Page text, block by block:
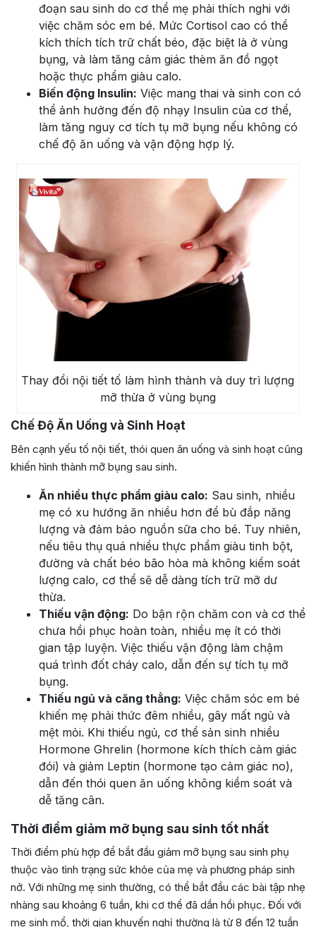
đoạn sau sinh do cơ thể mẹ phải thích nghi với
việc chăm sóc em bé. Mức Cortisol cao có thể
kích thích tích trữ chất béo, đặc biệt là ở vùng
bụng, và làm tăng cảm giác thèm ăn đồ ngọt
hoặc thực phẩm giàu calo.
Biến động Insulin: Việc mang thai và sinh con có
thể ảnh hưởng đến độ nhạy Insulin của cơ thể,
làm tăng nguy cơ tích tụ mỡ bụng nếu không có
chế độ ăn uống và vận động hợp lý.
Thay đổi nội tiết tố làm hình thành và duy trì lượng
mỡ thừa ở vùng bụng
Chế Độ Ăn Uống và Sinh Hoạt
Bên cạnh yếu tố nội tiết, thói quen ăn uống và sinh hoạt cũng
khiến hình thành mỡ bụng sau sinh.
Ăn nhiều thực phẩm giàu calo: Sau sinh, nhiều
mẹ có xu hướng ăn nhiều hơn để bù đắp năng
lượng và đảm bảo nguồn sữa cho bé. Tuy nhiên,
nếu tiêu thụ quá nhiều thực phẩm giàu tinh bột,
đường và chất béo bão hòa mà không kiểm soát
lượng calo, cơ thể sẽ dễ dàng tích trữ mỡ dư
thừa.
Thiếu vận động: Do bận rộn chăm con và cơ thể
chưa hồi phục hoàn toàn, nhiều mẹ ít có thời
gian tập luyện. Việc thiếu vận động làm chậm
quá trình đốt cháy calo, dẫn đến sự tích tụ mỡ
bụng.
Thiếu ngủ và căng thẳng: Việc chăm sóc em bé
khiến mẹ phải thức đêm nhiều, gây mất ngủ và
mệt mỏi. Khi thiếu ngủ, cơ thể sản sinh nhiều
Hormone Ghrelin (hormone kích thích cảm giác
đói) và giảm Leptin (hormone tạo cảm giác no),
dẫn đến thói quen ăn uống không kiểm soát và
dễ tăng cân.
Thời điểm giảm mỡ bụng sau sinh tốt nhất
Thời điểm phù hợp để bắt đầu giảm mỡ bụng sau sinh phụ
thuộc vào tình trạng sức khỏe của mẹ và phương pháp sinh
nở. Với những mẹ sinh thường, có thể bắt đầu các bài tập nhẹ
nhàng sau khoảng 6 tuần, khi cơ thể đã dần hồi phục. Đối với
mẹ sinh mổ, thời gian khuyến nghị thường là từ 8 đến 12 tuần